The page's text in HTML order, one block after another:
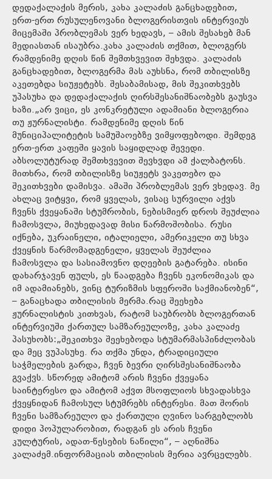
დედაქალაქის მერის, კახა კალაძის განცხადებით,
ერთ-ერთ რუსულენოვანი ბლოგერისთვის ინტერვიუს
მიცემაში პრობლემას ვერ ხედავს, – ამის შესახებ მან
მედიასთან ისაუბრა.კახა კალაძის თქმით, ბლოგერს
რამდენიმე დღის წინ შემთხვევით შეხვდა. კალაძის
განცხადებით, ბლოგერმა მას აუხსნა, რომ თბილისზე
აკეთებდა სიუჟეტებს. შესაბამისად, მის შეკითხვებს
უპასუხა და დედაქალაქის ღირსშესანიშნაობებს გაუსვა
ხაზი.„არ ვიცი, ეს კონკრეტული ადამიანი ბლოგერია
თუ ჟურნალისტი. რამდენიმე დღის წინ
მუნიციპალიტეტის სამუშაოებზე ვიმყოფებოდი. შემდეგ
ერთ-ერთ კაფეში ყავის საყიდლად შევედი.
აბსოლუტურად შემთხვევით შევხვდი ამ ქალბატონს.
მითხრა, რომ თბილისზე სიუჟეტს ვაკეთებო და
შეკითხვები დამისვა. ამაში პრობლემას ვერ ვხედავ. მე
ახლაც ვიტყვი, რომ ყველას, ვისაც სურვილი აქვს
ჩვენს ქვეყანაში სტუმრობის, ნებისმიერ დროს შეუძლია
ჩამოსვლა, მიუხედავად მისი წარმოშობისა. რუსი
იქნება, უკრაინელი, იტალიელი, ამერიკელი თუ სხვა
ქვეყნის წარმომადგენელი, ყველას შეუძლია
ჩამოსვლა და სასიამოვნო დღეების გატარება. ისინი
დახარჯავენ ფულს, ეს წაადგება ჩვენს ეკონომიკას და
იმ ადამიანებს, ვინც ტურიზმის სფეროში საქმიანობენ“,
– განაცხადა თბილისის მერმა.რაც შეეხება
ჟურნალისტის კითხვას, რატომ საუბრობს ბლოგერთან
ინტერვიუში ქართულ სამზარეულოზე, კახა კალაძე
პასუხობს:„შეკითხვა შეეხებოდა სტუმარმასპინძლობას
და მეც ვუპასუხე. რა თქმა უნდა, ტრადიციული
საჭმელების გარდა, ჩვენ ბევრი ღირსშესანიშნაობა
გვაქვს. სწორედ ამიტომ არის ჩვენი ქვეყანა
საინტერესო და ამიტომ აქვთ მსოფლიოს სხვადასხვა
ქვეყნიდან ჩამოსულ სტუმრებს ინტერესი. მათ შორის
ჩვენი სამზარეულო და ქართული ღვინო სარგებლობს
დიდი პოპულარობით, რადგან ეს არის ჩვენი
კულტურის, ადათ-წესების ნაწილი“, – აღნიშნა
კალაძემ.ინფორმაციას თბილისის მერია ავრცელებს.